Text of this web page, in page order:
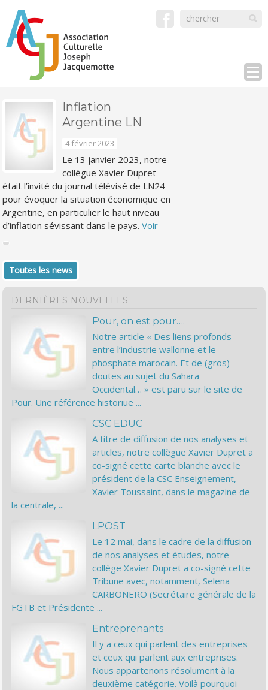
Inflation
Argentine LN
4 février 2023
Le 13 janvier 2023, notre
collègue Xavier Dupret
était l’invité du journal télévisé de LN24
pour évoquer la situation économique en
Argentine, en particulier le haut niveau
d’inflation sévissant dans le pays.Voir
Toutes les news
DERNIÈRES NOUVELLES
Pour, on est pour….
Notre article « Des liens profonds
entre l’industrie wallonne et le
phosphate marocain. Et de (gros)
doutes au sujet du Sahara
Occidental… » est paru sur le site de
Pour. Une référence historiue ...
CSC EDUC
A titre de diffusion de nos analyses et
articles, notre collègue Xavier Dupret a
co-signé cette carte blanche avec le
président de la CSC Enseignement,
Xavier Toussaint, dans le magazine de
la centrale, ...
LPOST
Le 12 mai, dans le cadre de la diffusion
de nos analyses et études, notre
collège Xavier Dupret a co-signé cette
Tribune avec, notamment, Selena
CARBONERO (Secrétaire générale de la
FGTB et Présidente ...
Entreprenants
Il y a ceux qui parlent des entreprises
et ceux qui parlent aux entreprises.
Nous appartenons résolument à la
deuxième catégorie. Voilà pourquoi